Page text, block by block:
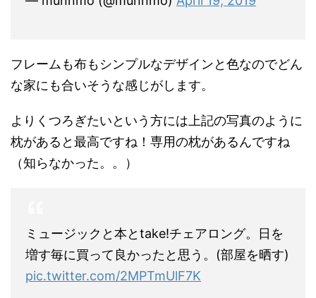
フレームも布もシンプルなデザインと色なのでどん
な家にも合いそうな感じがします。
よりくつろぎたいという方には上記の写真のように
枕があると最高ですね！専用の枕があるんですね
（知らなかった。。）
ミュージックと本とtake!チェアロング。日を
増す毎に買って良かったと思う。(部屋を晒す)
pic.twitter.com/2MPTmUlF7K